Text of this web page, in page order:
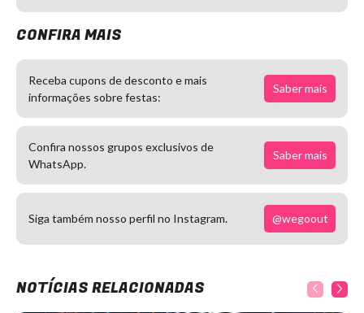
CONFIRA MAIS
Receba cupons de desconto e mais
informações sobre festas:
Saber mais
Confira nossos grupos exclusivos de
WhatsApp.
Saber mais
Siga também nosso perfil no Instagram. @wegoout
NOTÍCIAS RELACIONADAS